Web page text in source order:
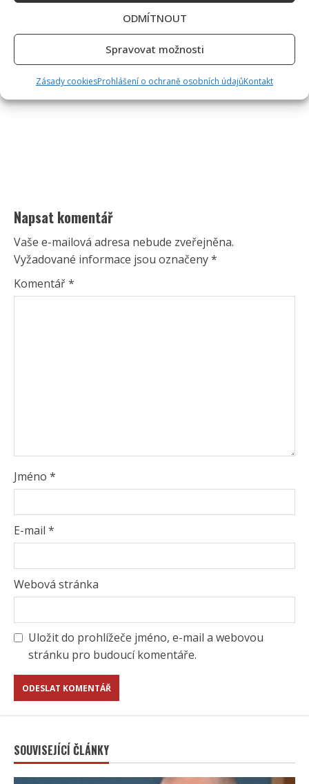
ODMÍTNOUT
Spravovat možnosti
Zásady cookiesProhlášení o ochraně osobních údajůKontakt
Napsat komentář
Vaše e-mailová adresa nebude zveřejněna.
Vyžadované informace jsou označeny*
Komentář*
Jméno *
E-mail *
Webová stránka
Uložit do prohlížeče jméno, e-mail a webovou
stránku pro budoucí komentáře.
SOUVISEJÍCÍ ČLÁNKY